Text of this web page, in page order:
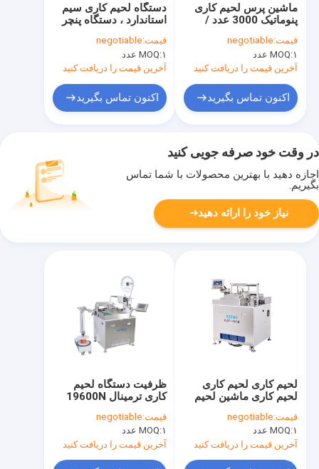
دستگاه لحیم کاری سیم
استاندارد ، دستگاه پنچر
قیمت:negotiable
MOQ:۱ عدد
آخرین قیمت را دریافت کنید
اکنون تماس بگیرید
ماشین پرس لحیم کاری
پنوماتیک 3000 عدد /
قیمت:negotiable
MOQ:۱ عدد
آخرین قیمت را دریافت کنید
اکنون تماس بگیرید
در وقت خود صرفه جویی کنید
اجازه دهید با بهترین محصولات با شما تماس
بگیریم.
نیاز خود را ارائه دهید
ظرفیت دستگاه لحیم
کاری ترمینال 19600N
فشار 5Mpa
قیمت:negotiable
MOQ:۱ عدد
آخرین قیمت را دریافت کنید
لحیم کاری لحیم کاری
لحیم کاری ماشین لحیم
قیمت:negotiable
MOQ:۱ عدد
آخرین قیمت را دریافت کنید